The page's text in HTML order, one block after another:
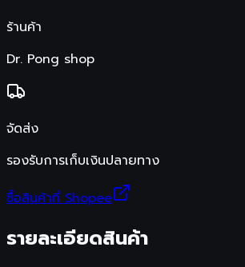
ร้านค้า
Dr. Pong shop
จัดส่ง
รองรับการเก็บเงินปลายทาง
ซื้อสินค้าที่ Shopee
รายละเอียดสินค้า